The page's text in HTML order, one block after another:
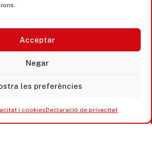
Acceptar
Negar
les preferències
i cookiesDeclaració de privacitat
privacitat i cookies
municipals